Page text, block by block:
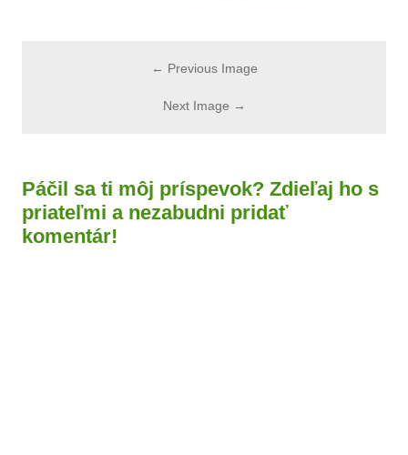
← Previous Image
Next Image →
Páčil sa ti môj príspevok? Zdieľaj ho s
priateľmi a nezabudni pridať
komentár!